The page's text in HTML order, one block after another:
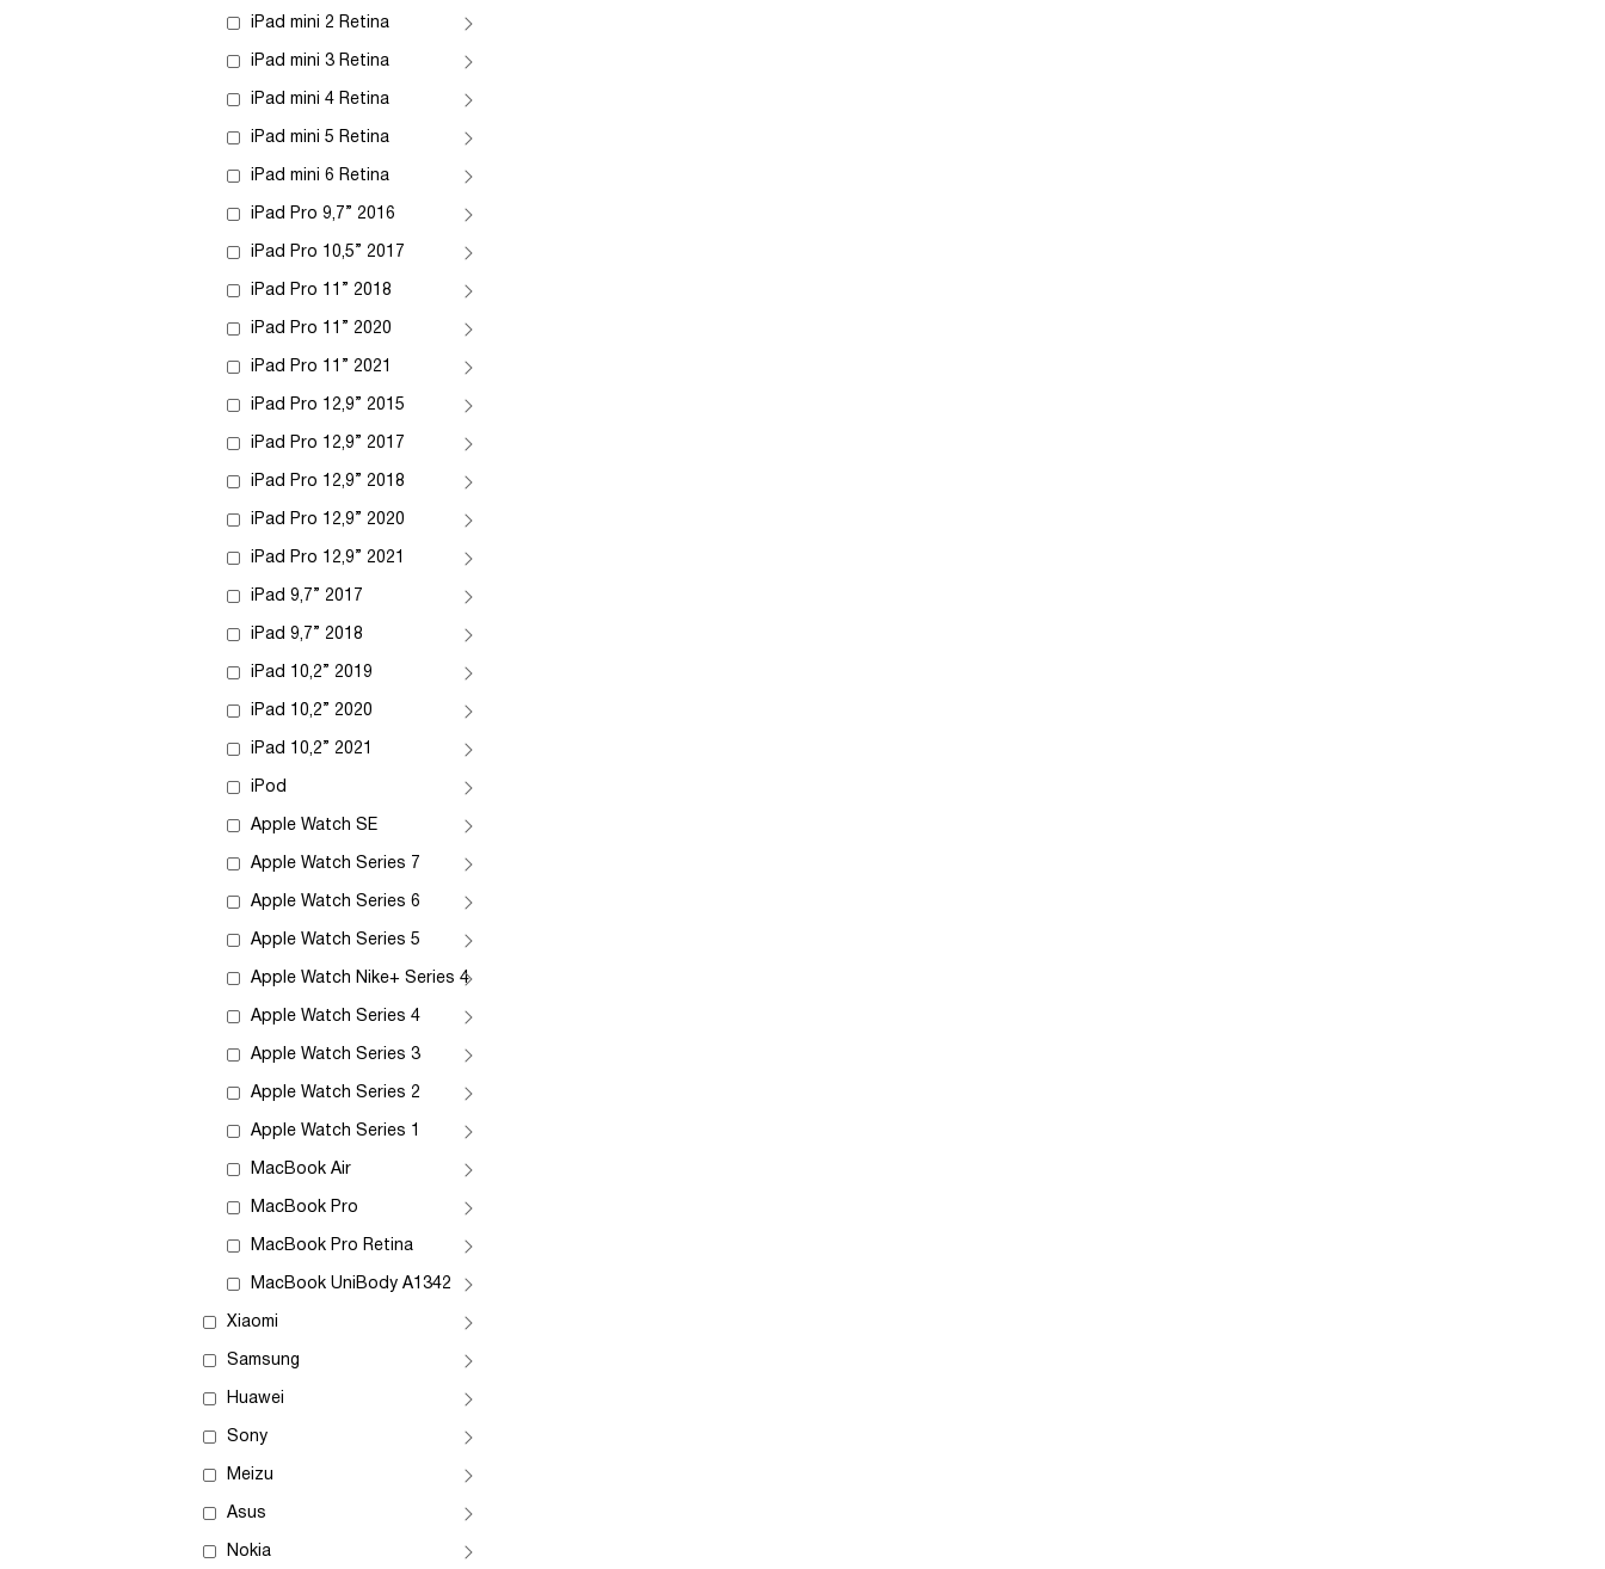
iPad mini 2 Retina
iPad mini 3 Retina
iPad mini 4 Retina
iPad mini 5 Retina
iPad mini 6 Retina
iPad Pro 9,7” 2016
iPad Pro 10,5” 2017
iPad Pro 11” 2018
iPad Pro 11” 2020
iPad Pro 11” 2021
iPad Pro 12,9” 2015
iPad Pro 12,9” 2017
iPad Pro 12,9” 2018
iPad Pro 12,9” 2020
iPad Pro 12,9” 2021
iPad 9,7” 2017
iPad 9,7” 2018
iPad 10,2” 2019
iPad 10,2” 2020
iPad 10,2” 2021
iPod
Apple Watch SE
Apple Watch Series 7
Apple Watch Series 6
Apple Watch Series 5
Apple Watch Nike+ Series 4
Apple Watch Series 4
Apple Watch Series 3
Apple Watch Series 2
Apple Watch Series 1
MacBook Air
MacBook Pro
MacBook Pro Retina
MacBook UniBody A1342
Xiaomi
Samsung
Huawei
Sony
Meizu
Asus
Nokia